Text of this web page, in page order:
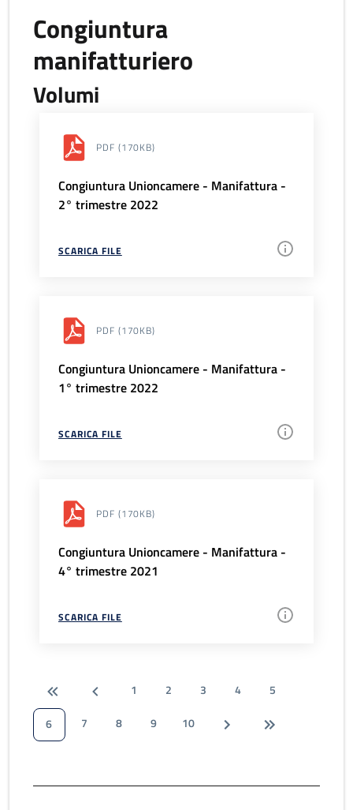
Congiuntura
manifatturiero
Volumi
PDF (170KB)
Congiuntura Unioncamere - Manifattura -
2° trimestre 2022
SCARICA FILE
PDF (170KB)
Congiuntura Unioncamere - Manifattura -
1° trimestre 2022
SCARICA FILE
PDF (170KB)
Congiuntura Unioncamere - Manifattura -
4° trimestre 2021
SCARICA FILE
1 2 3 4
5
6
7 8 9 10